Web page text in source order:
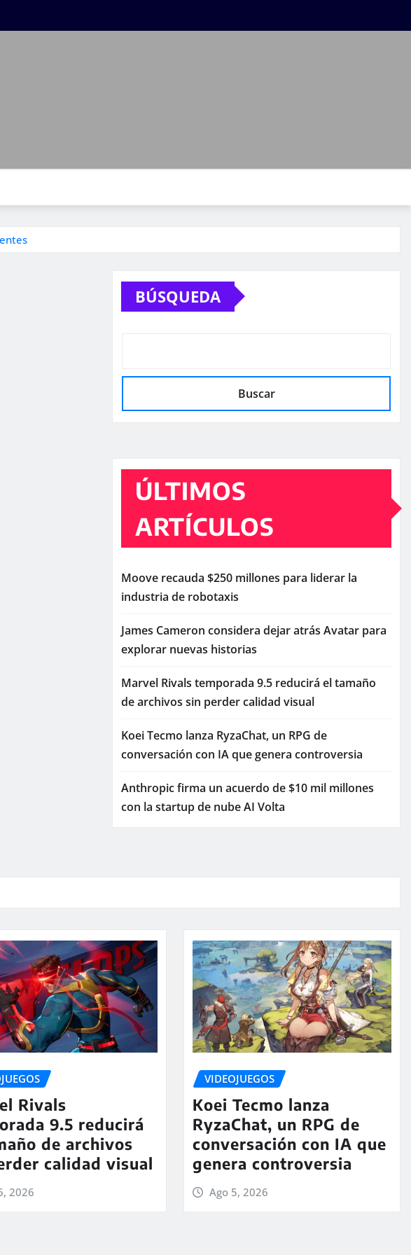
BÚSQUEDA
Buscar
ÚLTIMOS
ARTÍCULOS
Moove recauda $250 millones para liderar la
industria de robotaxis
James Cameron considera dejar atrás Avatar para
explorar nuevas historias
Marvel Rivals temporada 9.5 reducirá el tamaño
de archivos sin perder calidad visual
Koei Tecmo lanza RyzaChat, un RPG de
conversación con IA que genera controversia
Anthropic firma un acuerdo de $10 mil millones
con la startup de nube AI Volta
Rivals
9.5 reducirá
de archivos
calidad visual
2026
VIDEOJUEGOS
Koei Tecmo lanza
RyzaChat, un RPG de
conversación con IA que
genera controversia
Ago 5, 2026